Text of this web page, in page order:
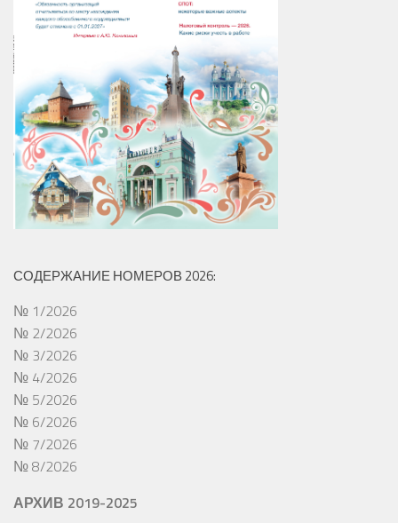
СОДЕРЖАНИЕ НОМЕРОВ 2026:
№ 1/2026
№ 2/2026
№ 3/2026
№ 4/2026
№ 5/2026
№ 6/2026
№ 7/2026
№ 8/2026
АРХИВ 2019-2025